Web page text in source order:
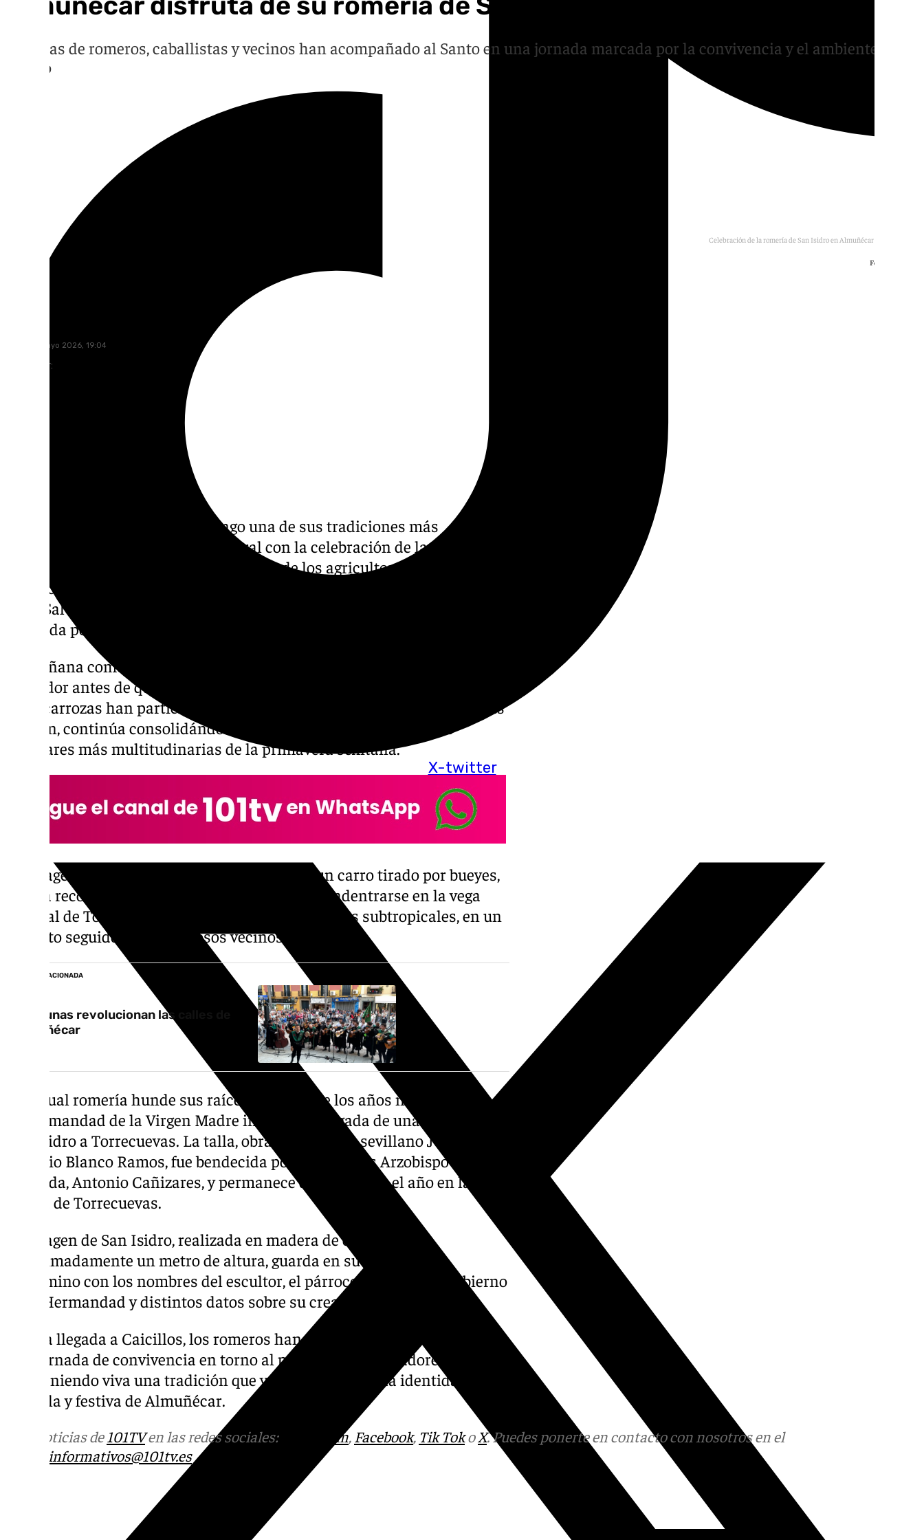
X-twitter
Decenas de romeros, caballistas y vecinos han acompañado al Santo en una jornada marcada por la convivencia y el ambiente
festivo
Celebración de la romería de San Isidro en Almuñécar este domingo.
Foto: F. Callejón
lunes, 11 mayo 2026, 19:04
Compartir:
Almuñécar ha vivido este domingo una de sus tradiciones más
arraigadas del calendario primaveral con la celebración de la XVIII
Romería de San Isidro Labrador, patrón de los agricultores. Decenas de
romeros, caballistas y vecinos han acompañado al Santo desde la Iglesia
de El Salvador, en el P-4, hasta su ermita en Torrecuevas, en una jornada
marcada por la convivencia y el ambiente festivo.
La mañana comenzaba con la Santa Misa en honor a San Isidro
Labrador antes de que se pusiera en marcha el cortejo romero. Un total
de 14 carrozas han participado este año en una romería que, edición tras
edición, continúa consolidándose como una de las celebraciones
populares más multitudinarias de la primavera sexitana.
La imagen de San Isidro abría la comitiva en un carro tirado por bueyes,
que ha recorrido las calles de Almuñécar hasta adentrarse en la vega
tropical de Torrecuevas entre chirimoyos y cultivos subtropicales, en un
trayecto seguido por numerosos vecinos y visitantes.
NOTICIA RELACIONADA
Las tunas revolucionan las calles de
Almuñécar
La actual romería hunde sus raíces a finales de los años noventa, cuando
la Hermandad de la Virgen Madre impulsó la llegada de una imagen de
San Isidro a Torrecuevas. La talla, obra del escultor sevillano Juan
Antonio Blanco Ramos, fue bendecida por el entonces Arzobispo de
Granada, Antonio Cañizares, y permanece durante todo el año en la
iglesia de Torrecuevas.
La imagen de San Isidro, realizada en madera de cedro y de
aproximadamente un metro de altura, guarda en su interior un
pergamino con los nombres del escultor, el párroco, la Junta de Gobierno
de la Hermandad y distintos datos sobre su creación.
Tras la llegada a Caicillos, los romeros han continuado disfrutando de
una jornada de convivencia en torno al patrón de los labradores,
manteniendo viva una tradición que ya forma parte de la identidad
agrícola y festiva de Almuñécar.
Más noticias de101TVen las redes sociales: Instagram, Facebook, Tik TokoX. Puedes ponerte en contacto con nosotros en el
informativos@101tv.es